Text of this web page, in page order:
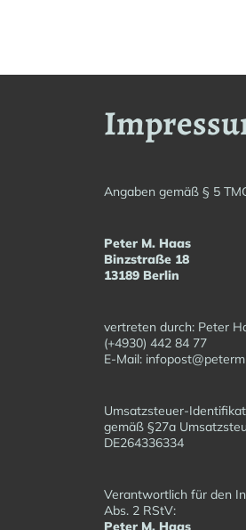
Angaben gemäß § 5
Peter M. Haas
Binzstraße 18
13189 Berlin
vertreten durch: Peter
(+4930) 442 84 77
E-Mail:
Umsatzsteuer-
gemäß §27a
DE264336334
Verantwortlich für den
Abs. 2 RStV:
Peter M. Haas